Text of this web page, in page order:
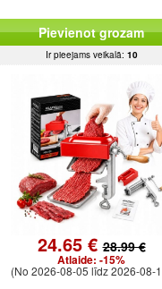
Pievienot grozam
Ir pieejams veikalā: 10
24.65 €28.99 €
Atlaide: -15%
(No 2026-08-05 līdz 2026-08-